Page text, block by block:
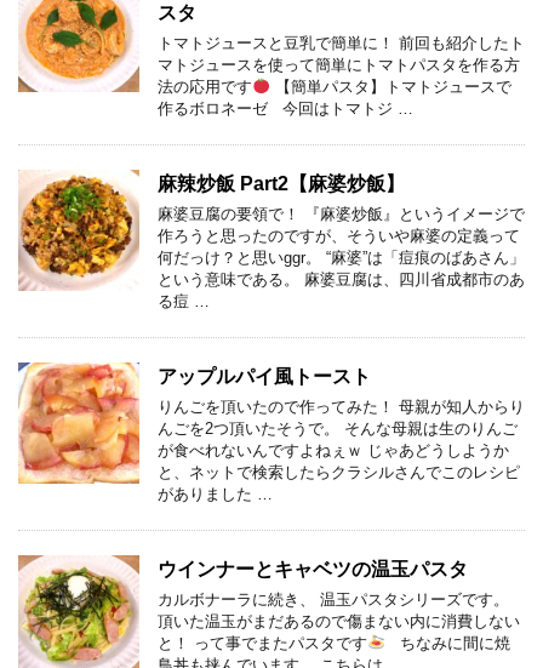
スタ
トマトジュースと豆乳で簡単に！ 前回も紹介したト
マトジュースを使って簡単にトマトパスタを作る方
法の応用です
【簡単パスタ】トマトジュースで
作るボロネーゼ 今回はトマトジ …
麻辣炒飯 Part2【麻婆炒飯】
麻婆豆腐の要領で！ 『麻婆炒飯』というイメージで
作ろうと思ったのですが、そういや麻婆の定義って
何だっけ？と思いggr。 “麻婆”は「痘痕のばあさん」
という意味である。 麻婆豆腐は、四川省成都市のあ
る痘 …
アップルパイ風トースト
りんごを頂いたので作ってみた！ 母親が知人からり
んごを2つ頂いたそうで。 そんな母親は生のりんご
が食べれないんですよねぇｗ じゃあどうしようか
と、ネットで検索したらクラシルさんでこのレシピ
がありました …
ウインナーとキャベツの温玉パスタ
カルボナーラに続き、 温玉パスタシリーズです。
頂いた温玉がまだあるので傷まない内に消費しない
と！ って事でまたパスタです
ちなみに間に焼